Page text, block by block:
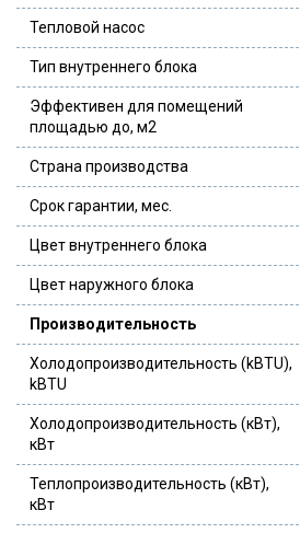
Тепловой насос
Тип внутреннего блока
Эффективен для помещений
площадью до, м2
Страна производства
Срок гарантии, мес.
Цвет внутреннего блока
Цвет наружного блока
Производительность
Холодопроизводительность (kBTU),
kBTU
Холодопроизводительность (кВт),
кВт
Теплопроизводительность (кВт),
кВт